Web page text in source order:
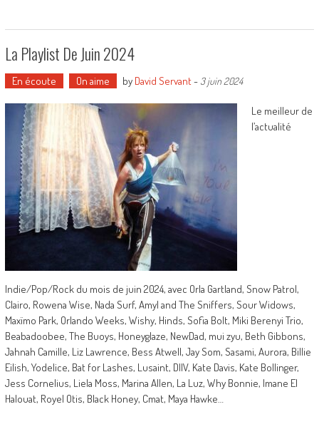
La Playlist De Juin 2024
En écoute On aime by David Servant- 3 juin 2024
Le meilleur de
l’actualité
Indie/Pop/Rock du mois de juin 2024, avec Orla Gartland, Snow Patrol,
Clairo, Rowena Wise, Nada Surf, Amyl and The Sniffers, Sour Widows,
Maxïmo Park, Orlando Weeks, Wishy, Hinds, Sofia Bolt, Miki Berenyi Trio,
Beabadoobee, The Buoys, Honeyglaze, NewDad, mui zyu, Beth Gibbons,
Jahnah Camille, Liz Lawrence, Bess Atwell, Jay Som, Sasami, Aurora, Billie
Eilish, Yodelice, Bat for Lashes, Lusaint, DIIV, Kate Davis, Kate Bollinger,
Jess Cornelius, Liela Moss, Marina Allen, La Luz, Why Bonnie, Imane El
Halouat, Royel Otis, Black Honey, Cmat, Maya Hawke…